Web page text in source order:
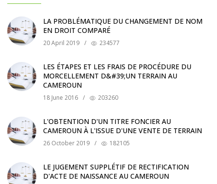
LA PROBLÉMATIQUE DU CHANGEMENT DE NOM
EN DROIT COMPARÉ
20 April 2019 / 234577
LES ÉTAPES ET LES FRAIS DE PROCÉDURE DU
MORCELLEMENT D&#39;UN TERRAIN AU
CAMEROUN
18 June 2016 / 203260
L'OBTENTION D'UN TITRE FONCIER AU
CAMEROUN À L'ISSUE D'UNE VENTE DE TERRAIN
26 October 2019 / 182105
LE JUGEMENT SUPPLÉTIF DE RECTIFICATION
D'ACTE DE NAISSANCE AU CAMEROUN